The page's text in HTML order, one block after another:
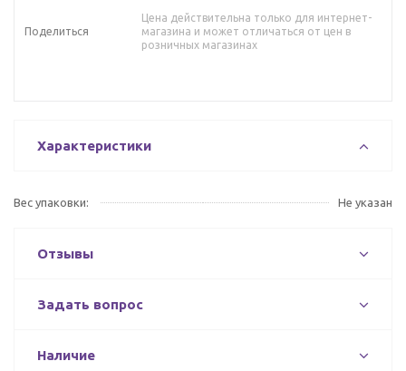
Поделиться
Цена действительна только для интернет-
магазина и может отличаться от цен в
розничных магазинах
Характеристики
Вес упаковки: Не указан
Отзывы
Задать вопрос
Наличие